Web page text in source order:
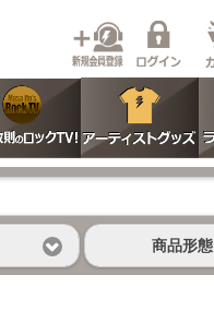
商品形態